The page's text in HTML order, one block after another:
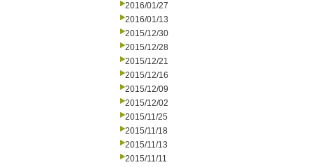
2016/01/27
2016/01/13
2015/12/30
2015/12/28
2015/12/21
2015/12/16
2015/12/09
2015/12/02
2015/11/25
2015/11/18
2015/11/13
2015/11/11